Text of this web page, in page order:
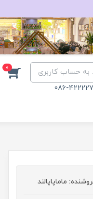
به حساب کاربری
086-
0
ماماپاپالند